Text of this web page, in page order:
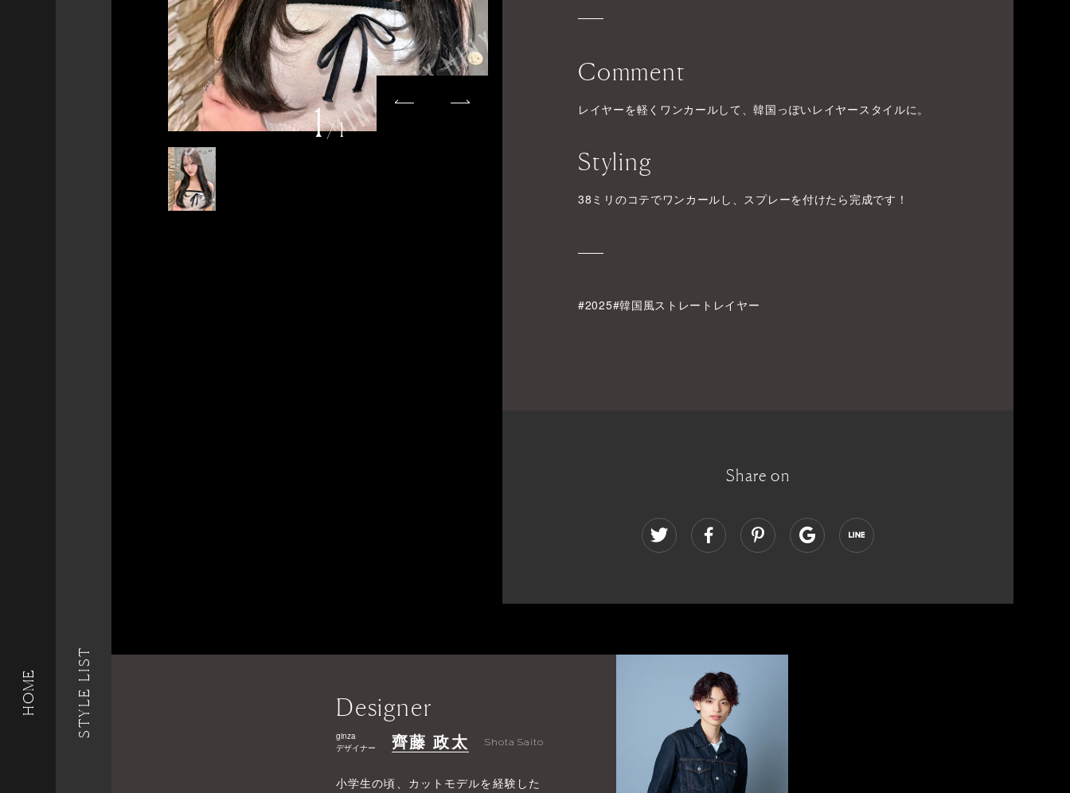
HOME STYLE LIST
1/1
Comment
レイヤーを軽くワンカールして、韓国っぽいレイヤースタイルに。
Styling
38ミリのコテでワンカールし、スプレーを付けたら完成です！
#2025#韓国風ストレートレイヤー
Share on
Designer
ginza
デザイナー
齊藤 政太 Shota Saito
小学生の頃、カットモデルを経験した